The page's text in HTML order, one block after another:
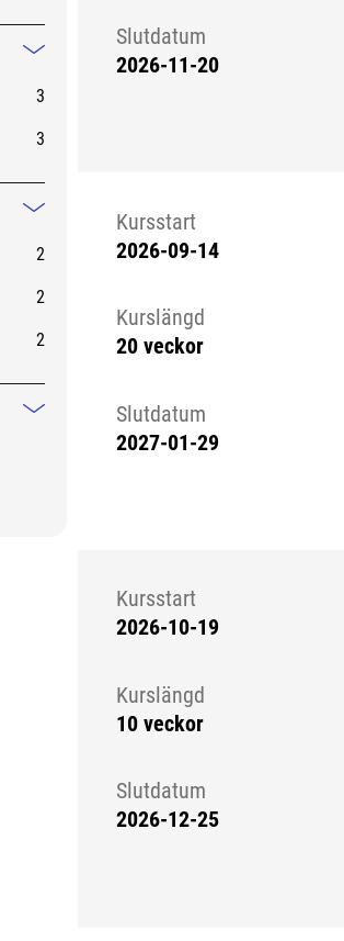
Mindre information
3
3
Mindre information
2
2
2
Mindre information
Slutdatum
2026-11-20
Kursstart
2026-09-14
Kurslängd
20 veckor
Slutdatum
2027-01-29
Kursstart
2026-10-19
Kurslängd
10 veckor
Slutdatum
2026-12-25